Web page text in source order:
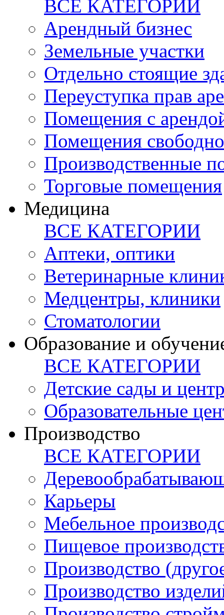
ВСЕ КАТЕГОРИИ
Арендный бизнес
Земельные участки
Отдельно стоящие
Переуступка прав
Помещения с
Помещения
Производственные
Торговые помещения
Медицина
ВСЕ КАТЕГОРИИ
Аптеки, оптики
Ветеринарные
Медцентры, клиники
Стоматологии
Образование и
ВСЕ КАТЕГОРИИ
Детские сады и
Образовательные
Производство
ВСЕ КАТЕГОРИИ
Карьеры
Мебельное
Пищевое
Производство
Производство